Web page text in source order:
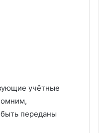
учётные
переданы